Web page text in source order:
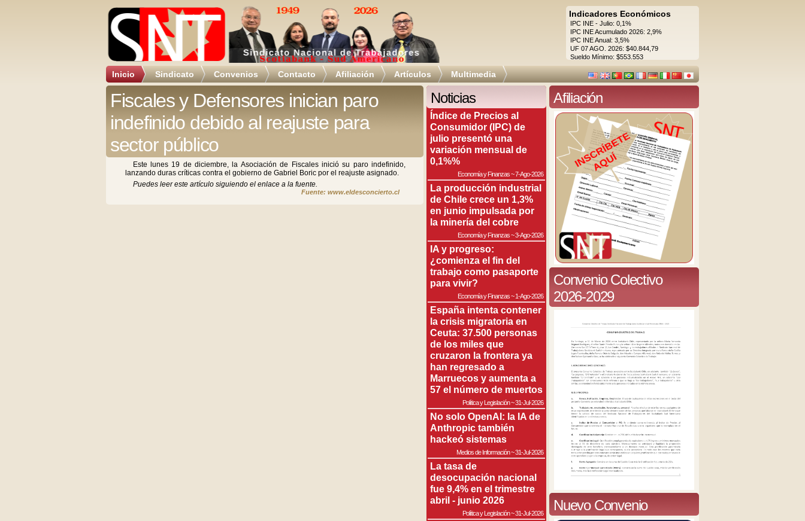
Indicadores Económicos
IPC INE - Julio: 0,1%
IPC INE Acumulado 2026: 2,9%
IPC INE Anual: 3,5%
UF 07 AGO. 2026: $40.844,79
Sueldo Mínimo: $553.553
Inicio Sindicato Convenios Contacto Afiliación Artículos Multimedia
Fiscales y Defensores inician paro
indefinido debido al reajuste para
sector público
Este lunes 19 de diciembre, la Asociación de Fiscales inició su paro indefinido,
lanzando duras críticas contra el gobierno de Gabriel Boric por el reajuste asignado.
Puedes leer este artículo siguiendo el enlace a la fuente.
Fuente: www.eldesconcierto.cl
Noticias
Índice de Precios al
Consumidor (IPC) de
julio presentó una
variación mensual de
0,1%%
Economía y Finanzas~7-Ago-2026
La producción industrial
de Chile crece un 1,3%
en junio impulsada por
la minería del cobre
Economía y Finanzas~3-Ago-2026
IA y progreso:
¿comienza el fin del
trabajo como pasaporte
para vivir?
Economía y Finanzas~1-Ago-2026
España intenta contener
la crisis migratoria en
Ceuta: 37.500 personas
de los miles que
cruzaron la frontera ya
han regresado a
Marruecos y aumenta a
57 el número de muertos
Política y Legislación~31-Jul-2026
No solo OpenAI: la IA de
Anthropic también
hackeó sistemas
Medios de Información~31-Jul-2026
La tasa de
desocupación nacional
fue 9,4% en el trimestre
abril - junio 2026
Política y Legislación~31-Jul-2026
Afiliación
Convenio Colectivo
2026-2029
Nuevo Convenio